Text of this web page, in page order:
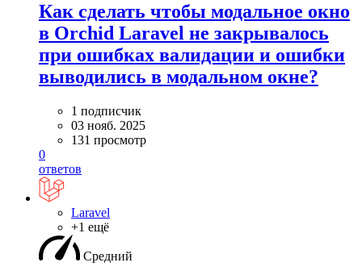
Как сделать чтобы модальное окно
в Orchid Laravel не закрывалось
при ошибках валидации и ошибки
выводились в модальном окне?
1 подписчик
03 нояб. 2025
131 просмотр
0
ответов
Laravel
+1 ещё
Средний